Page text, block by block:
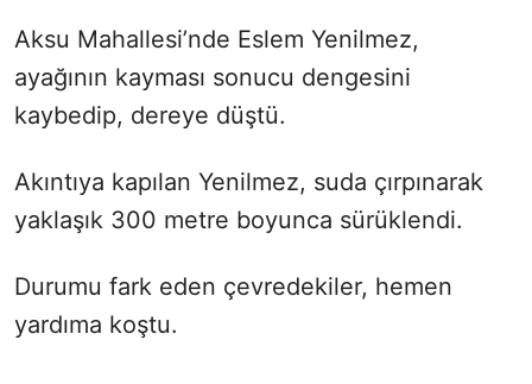
Aksu Mahallesi’nde Eslem Yenilmez,
ayağının kayması sonucu dengesini
kaybedip, dereye düştü.
Akıntıya kapılan Yenilmez, suda çırpınarak
yaklaşık 300 metre boyunca sürüklendi.
Durumu fark eden çevredekiler, hemen
yardıma koştu.